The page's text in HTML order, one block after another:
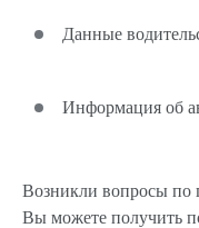
Данные
Информация об
Возникли вопросы
Вы можете получить